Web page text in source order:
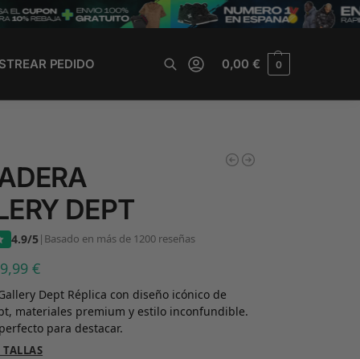
PEDIDO 0,00€ 0
DEPT
4.9/5| Basado en más de 1200 reseñas
€
Dept Réplica con diseño icónico de
materiales premium y estilo inconfundible.
para destacar.